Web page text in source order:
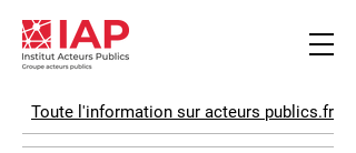
Toute l'information sur acteurs publics.fr